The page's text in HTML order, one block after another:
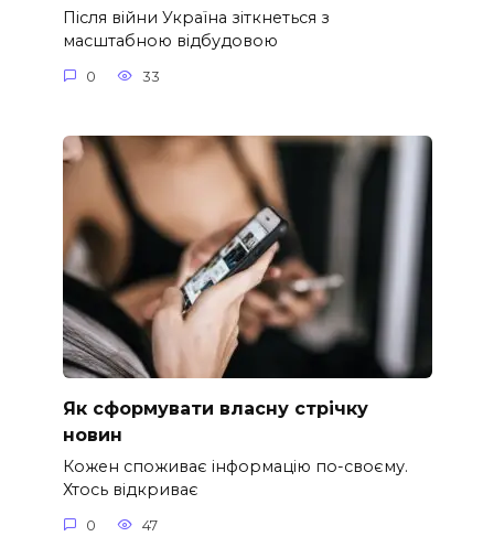
Після війни Україна зіткнеться з
масштабною відбудовою
0 33
Як сформувати власну стрічку
новин
Кожен споживає інформацію по-своєму.
Хтось відкриває
0 47